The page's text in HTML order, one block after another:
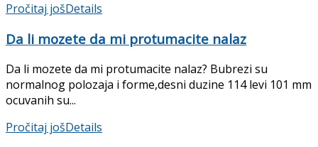
Pročitaj jošDetails
Da li mozete da mi protumacite nalaz
Da li mozete da mi protumacite nalaz? Bubrezi su
normalnog polozaja i forme,desni duzine 114 levi 101 mm
ocuvanih su...
Pročitaj jošDetails